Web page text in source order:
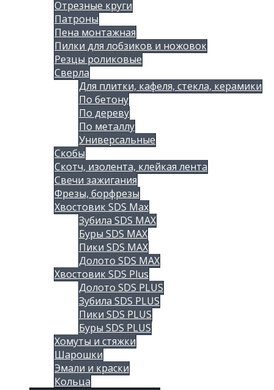
Отрезные круги
Патроны
Пена монтажная
Пилки для лобзиков и ножовок
Резцы роликовые
Сверла
Для плитки, кафеля, стекла, керамики
По бетону
По дереву
По металлу
Универсальные
Скобы
Скотч, изолента, клейкая лента
Свечи зажигания
Фрезы, борфрезы
Хвостовик SDS Max
Зубила SDS MAX
Буры SDS MAX
Пики SDS MAX
Долото SDS MAX
Хвостовик SDS Plus
Долото SDS PLUS
Зубила SDS PLUS
Пики SDS PLUS
Буры SDS PLUS
Хомуты и стяжки
Шарошки
Эмали и краски
Кольца